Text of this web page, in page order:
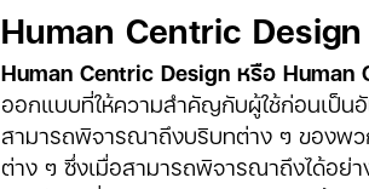
Human Centric Design
Human Centric Design หรือ Human
ออกแบบที่ให้ความสำคัญกับผู้ใช้ก่อนเป็น
สามารถพิจารณาถึงบริบทต่าง ๆ ของพว
ต่าง ๆ ซึ่งเมื่อสามารถพิจารณาถึงได้อย่